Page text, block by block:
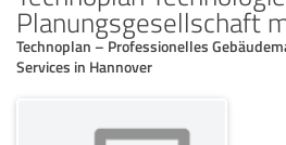
Planungsgesellschaft
Technoplan – Professionelles
Services in Hannover